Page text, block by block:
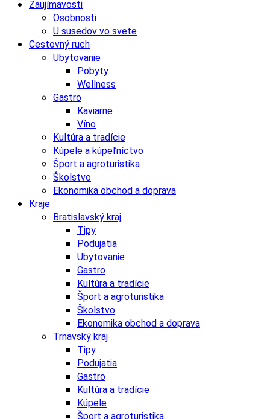
Zaujímavosti
Osobnosti
U susedov vo svete
Cestovný ruch
Ubytovanie
Pobyty
Wellness
Gastro
Kaviarne
Víno
Kultúra a tradície
Kúpele a kúpeľníctvo
Šport a agroturistika
Školstvo
Ekonomika obchod a doprava
Kraje
Bratislavský kraj
Tipy
Podujatia
Ubytovanie
Gastro
Kultúra a tradície
Šport a agroturistika
Školstvo
Ekonomika obchod a doprava
Trnavský kraj
Tipy
Podujatia
Gastro
Kultúra a tradície
Kúpele
Šport a agroturistika